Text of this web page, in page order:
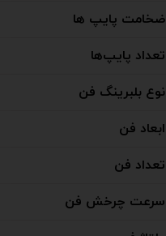
ضخامت پایپ ها
تعداد پایپ‌ها
نوع بلبرینگ فن
ابعاد فن
تعداد فن
سرعت چرخش فن